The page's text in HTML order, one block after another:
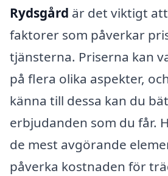
Rydsgård är det viktigt
faktorer som påverkar
tjänsterna. Priserna kan
på flera olika aspekter,
känna till dessa kan du
erbjudanden som du får.
de mest avgörande
påverka kostnaden för